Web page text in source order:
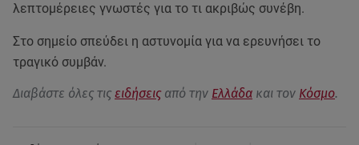
λεπτομέρειες γνωστές για το τι ακριβώς συνέβη.
Στο σημείο σπεύδει η αστυνομία για να ερευνήσει το
τραγικό συμβάν.
Διαβάστε όλες τις ειδήσεις από την Ελλάδα και τον Κόσμο.